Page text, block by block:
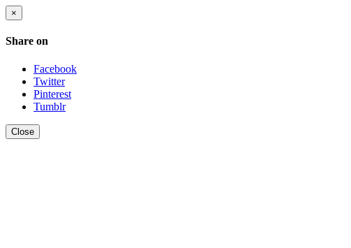
×
Share on
Facebook
Twitter
Pinterest
Tumblr
Close